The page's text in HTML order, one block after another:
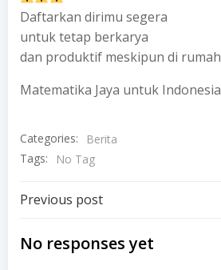
Daftarkan dirimu segera
untuk tetap berkarya
dan produktif meskipun di
Matematika Jaya untuk Indonesia
Categories:
Berita
Tags:
No Tag
Post
navigation
Previous post
No responses yet